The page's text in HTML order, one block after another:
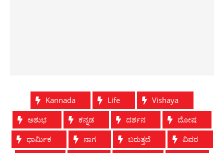
Kannada Life
Vishaya
ಅಶುಭ
ಕನ್ನಡ ದರ್ಶನ
ದೋಷ
ಧಾರ್ಮಿಕ
ನಾಗ ಬರುತ್ತದೆ
‌‌‌‌‌‌‌‌‌‌ವಿವರ